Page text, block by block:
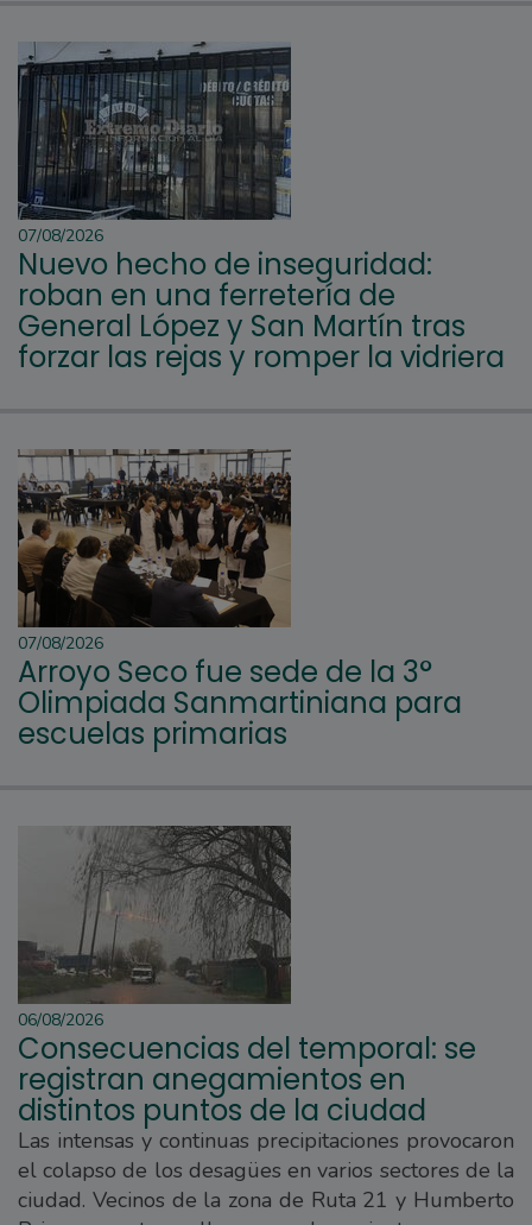
07/08/2026
Nuevo hecho de inseguridad:
roban en una ferretería de
General López y San Martín tras
forzar las rejas y romper la vidriera
07/08/2026
Arroyo Seco fue sede de la 3°
Olimpiada Sanmartiniana para
escuelas primarias
06/08/2026
Consecuencias del temporal: se
registran anegamientos en
distintos puntos de la ciudad
Las intensas y continuas precipitaciones provocaron
el colapso de los desagües en varios sectores de la
ciudad. Vecinos de la zona de Ruta 21 y Humberto